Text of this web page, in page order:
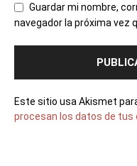
Guardar mi nombre,
navegador la próxima vez
Este sitio usa Akismet
procesan los datos de tus